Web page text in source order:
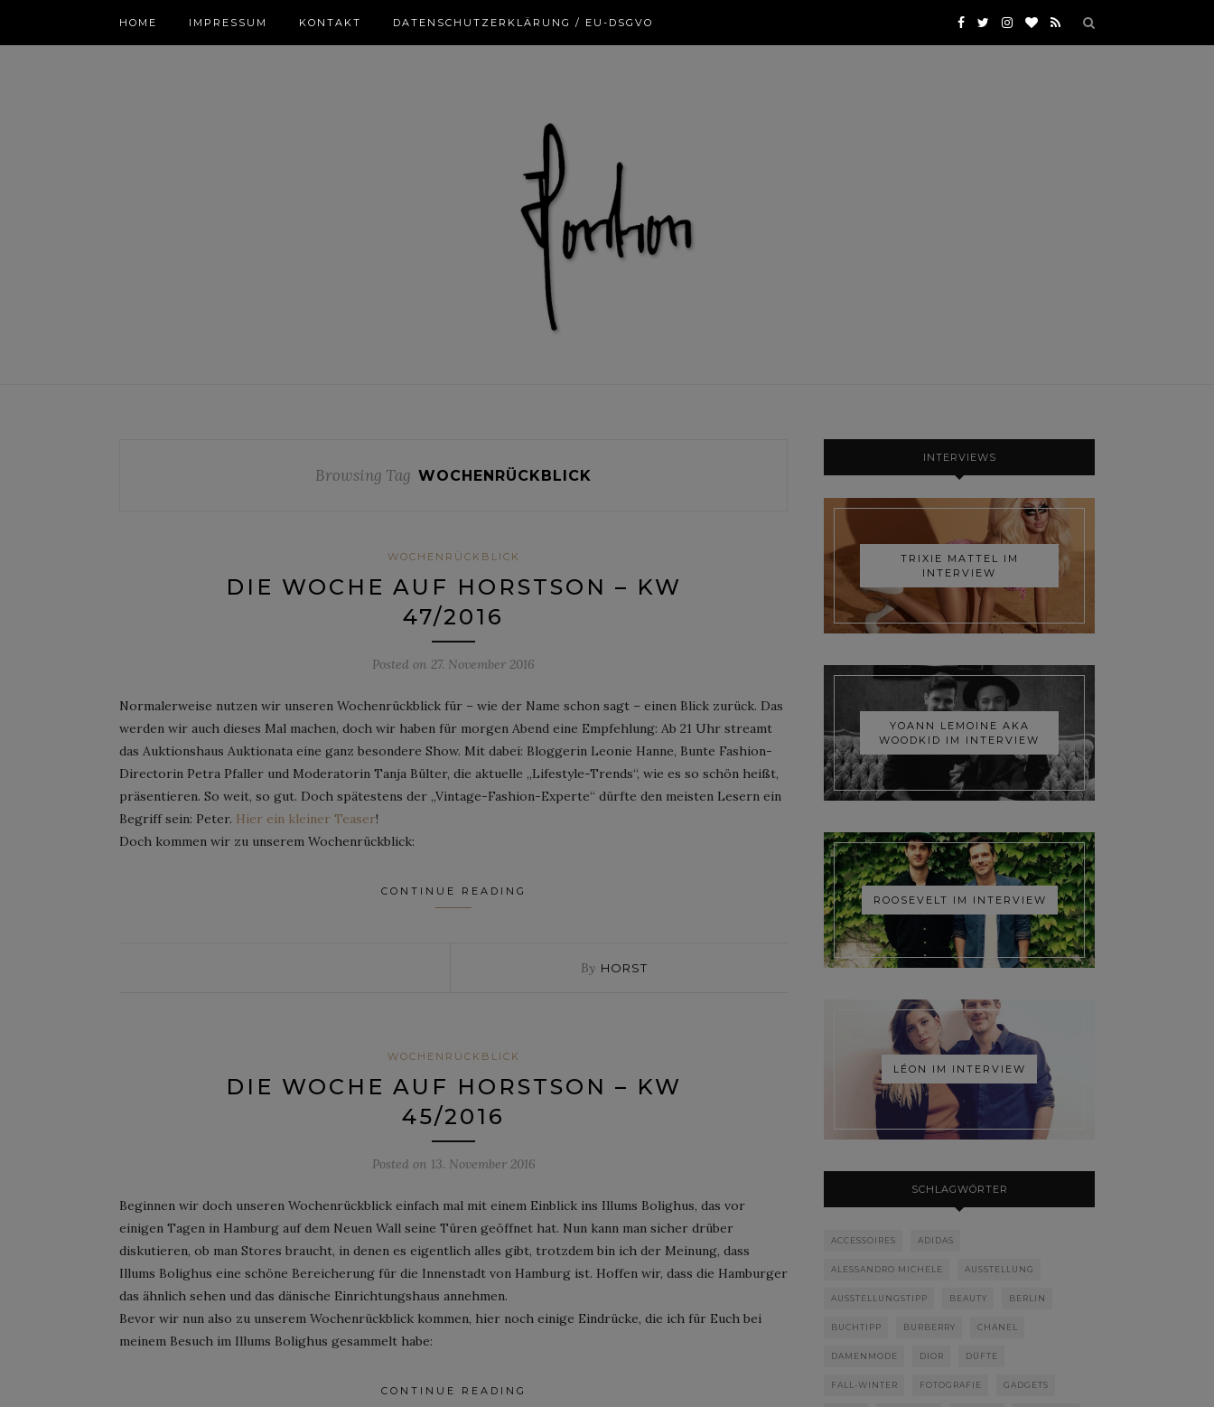
HOME IMPRESSUM KONTAKT DATENSCHUTZERKLÄRUNG / EU-DSGVO
Browsing Tag WOCHENRÜCKBLICK
WOCHENRÜCKBLICK
DIE WOCHE AUF HORSTSON – KW
47/2016
Posted on 27. November 2016
Normalerweise nutzen wir unseren Wochenrückblick für – wie der Name schon sagt – einen Blick zurück. Das
werden wir auch dieses Mal machen, doch wir haben für morgen Abend eine Empfehlung: Ab 21 Uhr streamt
das Auktionshaus Auktionata eine ganz besondere Show. Mit dabei: Bloggerin Leonie Hanne, Bunte Fashion-
Directorin Petra Pfaller und Moderatorin Tanja Bülter, die aktuelle „Lifestyle-Trends“, wie es so schön heißt,
präsentieren. So weit, so gut. Doch spätestens der „Vintage-Fashion-Experte“ dürfte den meisten Lesern ein
Begriff sein: Peter. Hier ein kleiner Teaser!
Doch kommen wir zu unserem Wochenrückblick:
CONTINUE READING
By HORST
WOCHENRÜCKBLICK
DIE WOCHE AUF HORSTSON – KW
45/2016
Posted on 13. November 2016
Beginnen wir doch unseren Wochenrückblick einfach mal mit einem Einblick ins Illums Bolighus, das vor
einigen Tagen in Hamburg auf dem Neuen Wall seine Türen geöffnet hat. Nun kann man sicher drüber
diskutieren, ob man Stores braucht, in denen es eigentlich alles gibt, trotzdem bin ich der Meinung, dass
Illums Bolighus eine schöne Bereicherung für die Innenstadt von Hamburg ist. Hoffen wir, dass die Hamburger
das ähnlich sehen und das dänische Einrichtungshaus annehmen.
Bevor wir nun also zu unserem Wochenrückblick kommen, hier noch einige Eindrücke, die ich für Euch bei
meinem Besuch im Illums Bolighus gesammelt habe:
CONTINUE READING
INTERVIEWS
TRIXIE MATTEL IM
INTERVIEW
YOANN LEMOINE AKA
WOODKID IM INTERVIEW
ROOSEVELT IM INTERVIEW
LÉON IM INTERVIEW
SCHLAGWÖRTER
ACCESSOIRES ADIDAS
ALESSANDRO MICHELE AUSSTELLUNG
AUSSTELLUNGSTIPP BEAUTY BERLIN
BUCHTIPP BURBERRY CHANEL
DAMENMODE DIOR DÜFTE
FALL-WINTER FOTOGRAFIE GADGETS